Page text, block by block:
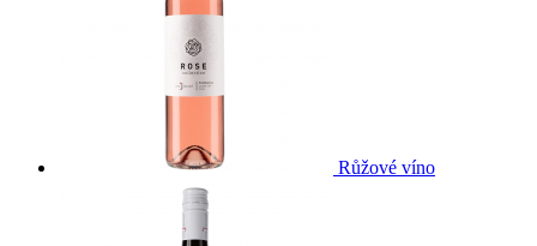
Růžové víno